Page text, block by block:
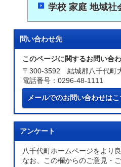
学校 家庭 地域社
問い合わせ先
このページに関するお問い合
〒300-3592 結城郡八千代町
電話番号：0296-48-1111
メールでのお問い合わせはこ
アンケート
八千代町ホームページをより
なお、この欄からのご意見・